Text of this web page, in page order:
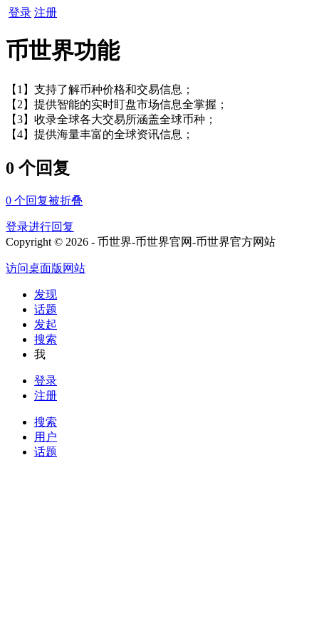
登录 注册
币世界功能
【1】支持了解币种价格和交易信息；
【2】提供智能的实时盯盘市场信息全掌握；
【3】收录全球各大交易所涵盖全球币种；
【4】提供海量丰富的全球资讯信息；
0 个回复
0 个回复被折叠
登录进行回复
Copyright © 2026 - 币世界-币世界官网-币世界官方网站
访问桌面版网站
发现
话题
发起
搜索
我
登录
注册
搜索
用户
话题